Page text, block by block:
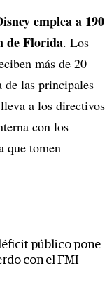
emplea a 190
de Florida. Los
más de 20
de las principales
a los directivos
con los
que tomen
público pone
con el FMI